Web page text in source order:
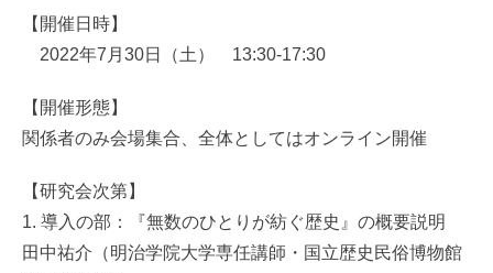
【開催日時】
2022年7月30日（土） 13:30-17:30
【開催形態】
関係者のみ会場集合、全体としてはオンライン開催
【研究会次第】
1. 導入の部：『無数のひとりが紡ぐ歴史』の概要説明
田中祐介（明治学院大学専任講師・国立歴史民俗博物館